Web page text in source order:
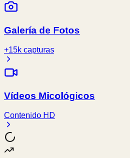
Galería de Fotos
+15k capturas
Vídeos Micológicos
Contenido HD